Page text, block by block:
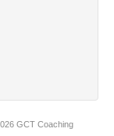
GCT Coaching